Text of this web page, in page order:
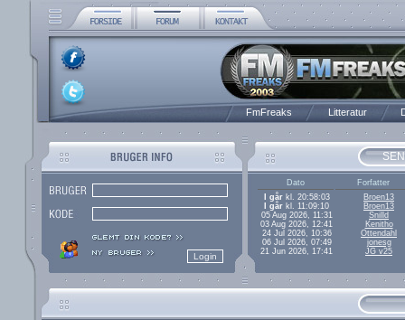
FmFreaks Litteratur
Dato
Forfatter
I gårkl. 20:58:03
Broen13
I går kl. 11:09:10
Broen13
05 Aug 2026, 11:31
Snilld
03 Aug 2026, 12:41
Kenitho
24 Jul 2026, 10:36
Ottendahl
06 Jul 2026, 07:49
jonesg
21 Jun 2026, 17:41
JG v25